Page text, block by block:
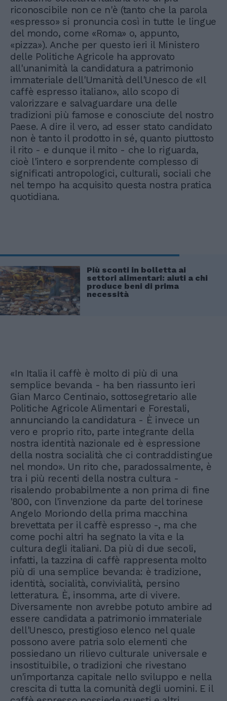
riconoscibile non ce n'è (tanto che la parola
«espresso» si pronuncia così in tutte le lingue
del mondo, come «Roma» o, appunto,
«pizza»). Anche per questo ieri il Ministero
delle Politiche Agricole ha approvato
all'unanimità la candidatura a patrimonio
immateriale dell'Umanità dell'Unesco de «Il
caffè espresso italiano», allo scopo di
valorizzare e salvaguardare una delle
tradizioni più famose e conosciute del nostro
Paese. A dire il vero, ad esser stato candidato
non è tanto il prodotto in sé, quanto piuttosto
il rito - e dunque il mito - che lo riguarda,
cioè l'intero e sorprendente complesso di
significati antropologici, culturali, sociali che
nel tempo ha acquisito questa nostra pratica
quotidiana.
Più sconti in bolletta ai
settori alimentari: aiuti a chi
produce beni di prima
necessità
«In Italia il caffè è molto di più di una
semplice bevanda - ha ben riassunto ieri
Gian Marco Centinaio, sottosegretario alle
Politiche Agricole Alimentari e Forestali,
annunciando la candidatura - È invece un
vero e proprio rito, parte integrante della
nostra identità nazionale ed è espressione
della nostra socialità che ci contraddistingue
nel mondo». Un rito che, paradossalmente, è
tra i più recenti della nostra cultura -
risalendo probabilmente a non prima di fine
'800, con l'invenzione da parte del torinese
Angelo Moriondo della prima macchina
brevettata per il caffè espresso -, ma che
come pochi altri ha segnato la vita e la
cultura degli italiani. Da più di due secoli,
infatti, la tazzina di caffè rappresenta molto
più di una semplice bevanda: è tradizione,
identità, socialità, convivialità, persino
letteratura. È, insomma, arte di vivere.
Diversamente non avrebbe potuto ambire ad
essere candidata a patrimonio immateriale
dell'Unesco, prestigioso elenco nel quale
possono avere patria solo elementi che
possiedano un rilievo culturale universale e
insostituibile, o tradizioni che rivestano
un'importanza capitale nello sviluppo e nella
crescita di tutta la comunità degli uomini. E il